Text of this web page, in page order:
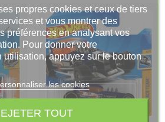
propres cookies et ceux de tiers
et vous montrer des
préférences en analysant vos
Pour donner votre
utilisation, appuyez sur le bouton
les cookies
TOUT